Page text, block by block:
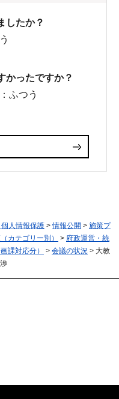
したか？
かったですか？
ふつう
人情報保護 >情報公開 > 施策プ
カテゴリー別） > 府政運営・統
課対応分） > 会議の状況 > 大教